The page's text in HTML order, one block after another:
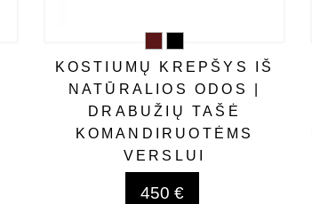
KOSTIUMŲ KREPŠYS IŠ
NATŪRALIOS ODOS |
DRABUŽIŲ TAŠĖ
KOMANDIRUOTĖMS
VERSLUI
450 €